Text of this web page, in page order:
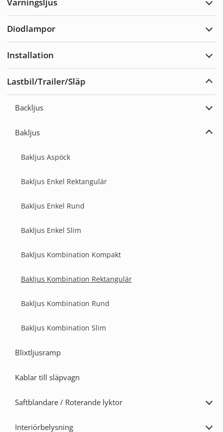
Varningsljus
Diodlampor
Installation
Lastbil/Trailer/Släp
Backljus
Bakljus
Bakljus Aspöck
Bakljus Enkel Rektangulär
Bakljus Enkel Rund
Bakljus Enkel Slim
Bakljus Kombination Kompakt
Bakljus Kombination Rektangulär
Bakljus Kombination Rund
Bakljus Kombination Slim
Blixtljusramp
Kablar till släpvagn
Saftblandare / Roterande lyktor
Interiörbelysning